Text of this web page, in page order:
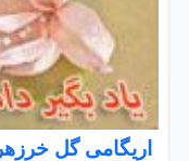
اریگامی گل